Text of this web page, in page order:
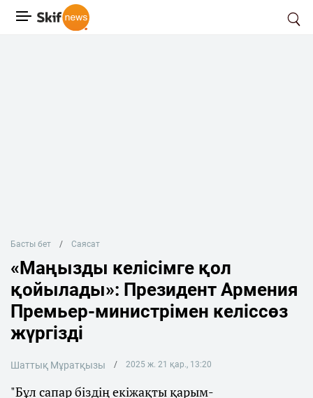
Басты бет Саясат
«Маңызды келісімге қол
қойылады»: Президент Армения
Премьер-министрімен келіссөз
жүргізді
Шаттық Мұратқызы 2025 ж. 21 қар., 13:20
"Бұл сапар біздің екіжақты қарым-